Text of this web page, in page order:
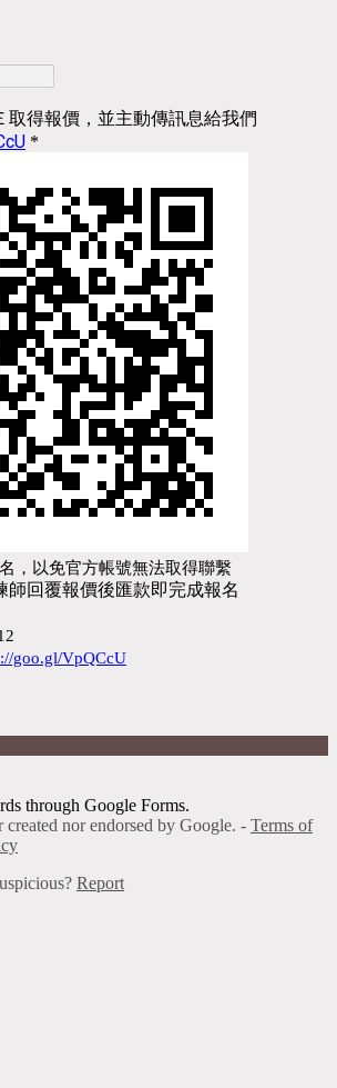
取得報價，並主動傳訊息給我們
*
，以免官方帳號無法取得聯繫
師回覆報價後匯款即完成報名
goo.gl/VpQCcU
through Google Forms.
created nor endorsed by Google. - Terms of
Report